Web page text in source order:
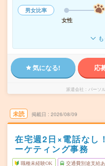
男女比率
女性
気になる! 応
派遣会社 パーソ
未読 掲載日 2026/08/09
在宅週2日×電話なし
ーケティング事務
職種未経験OK 交通費別途支給